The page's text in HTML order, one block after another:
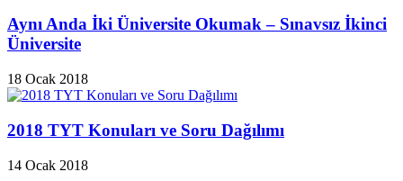
Aynı Anda İki Üniversite Okumak – Sınavsız İkinci
Üniversite
18 Ocak 2018
2018 TYT Konuları ve Soru Dağılımı
14 Ocak 2018